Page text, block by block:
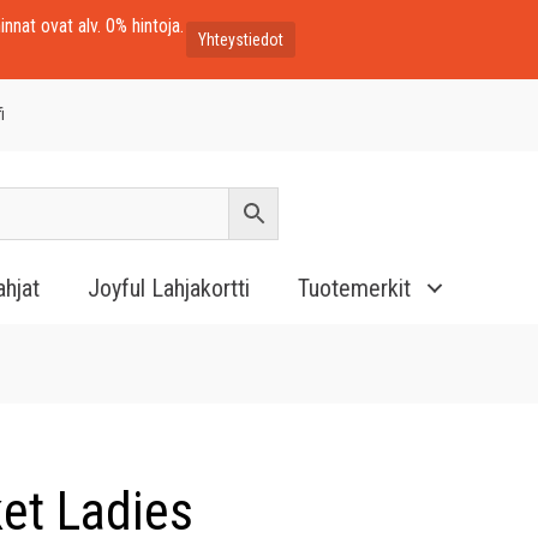
ovat alv. 0% hintoja.
Yhteystiedot
Joyful Lahjakortti Tuotemerkit
Ladies